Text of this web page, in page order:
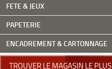
FETE & JEUX
PAPETERIE
ENCADREMENT & CARTONNAGE
TROUVER LE MAGASIN LE PLUS